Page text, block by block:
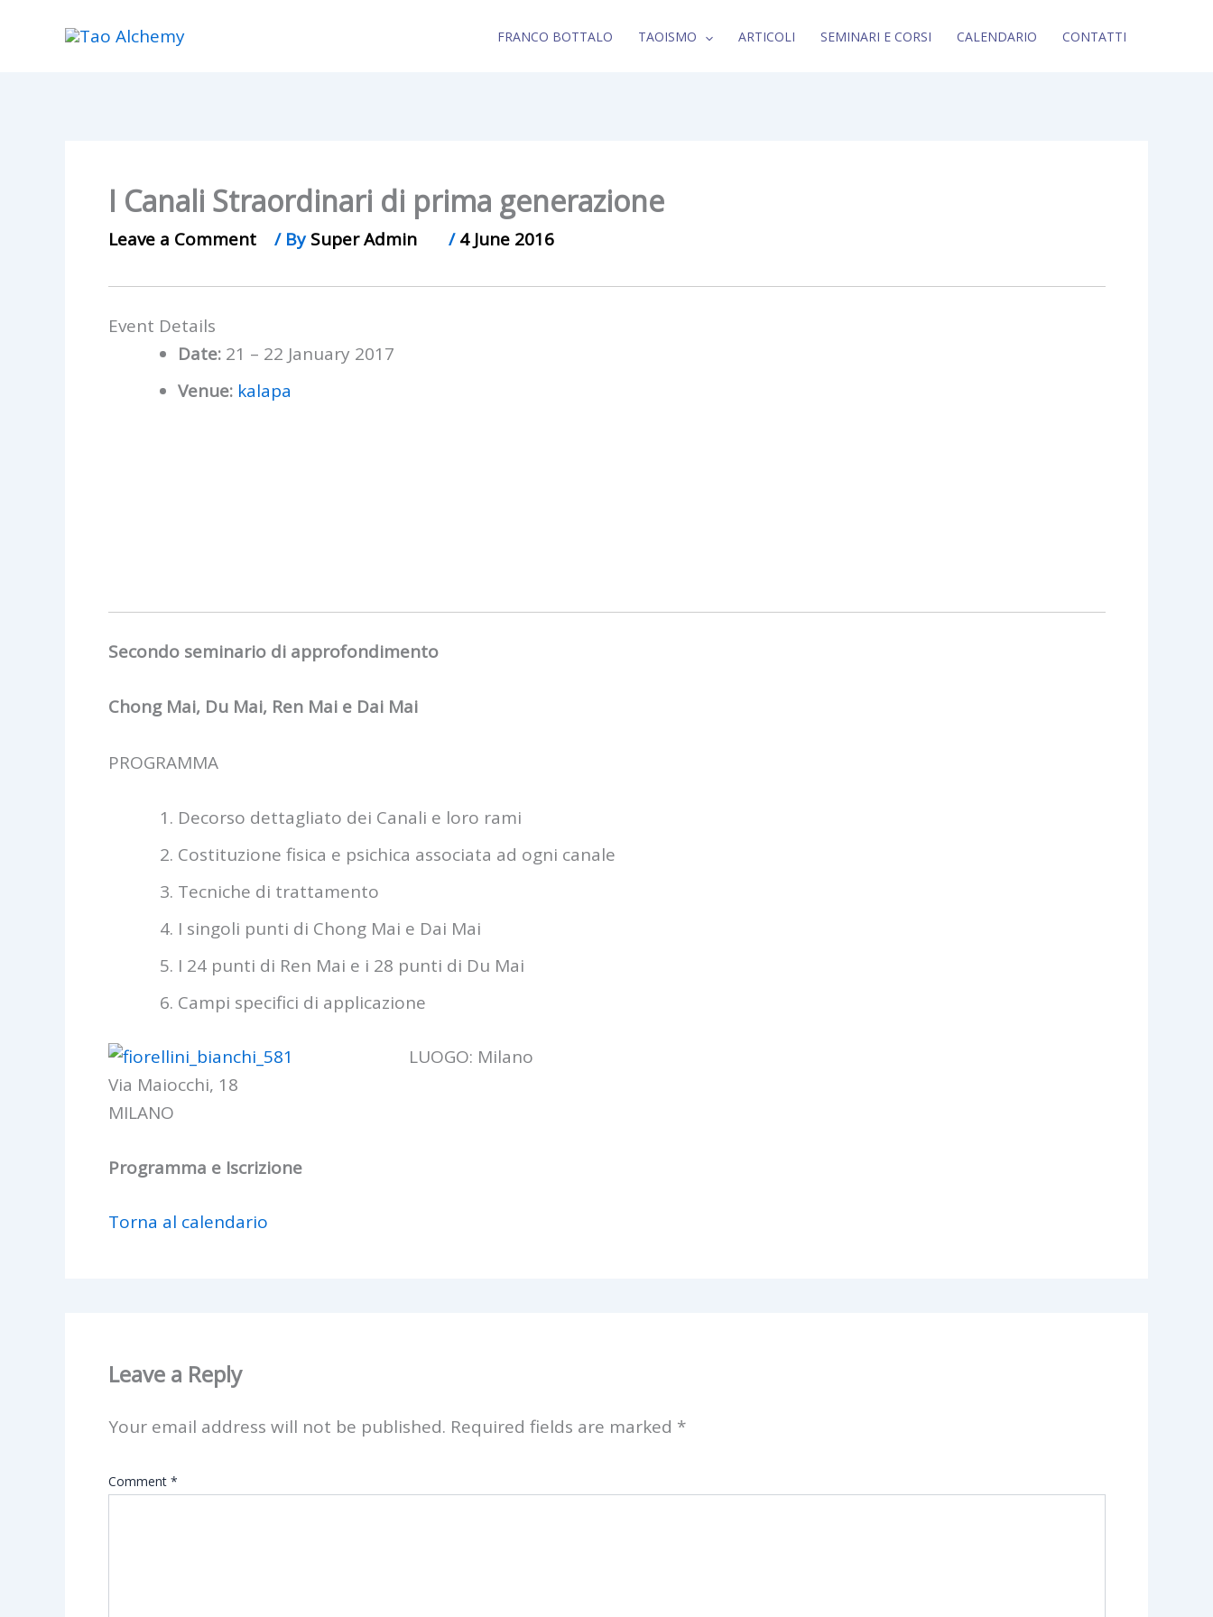
FRANCO BOTTALO TAOISMO ARTICOLI SEMINARI E CORSI CALENDARIO CONTATTI
I Canali Straordinari di prima generazione
Leave a Comment / BySuper Admin /4 June 2016
Event Details
Date: 21 – 22 January 2017
Venue: kalapa
Secondo seminario di approfondimento
Chong Mai, Du Mai, Ren Mai e Dai Mai
PROGRAMMA
Decorso dettagliato dei Canali e loro rami
Costituzione fisica e psichica associata ad ogni canale
Tecniche di trattamento
I singoli punti di Chong Mai e Dai Mai
I 24 punti di Ren Mai e i 28 punti di Du Mai
Campi specifici di applicazione
LUOGO: Milano
Via Maiocchi, 18
MILANO
Programma e Iscrizione
Torna al calendario
Leave a Reply
Your email address will not be published. Required fields are marked *
Comment *